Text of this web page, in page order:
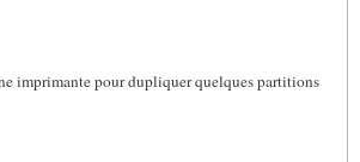
imprimante pour dupliquer quelques partitions